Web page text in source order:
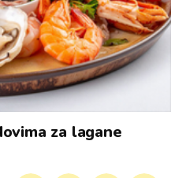
za lagane